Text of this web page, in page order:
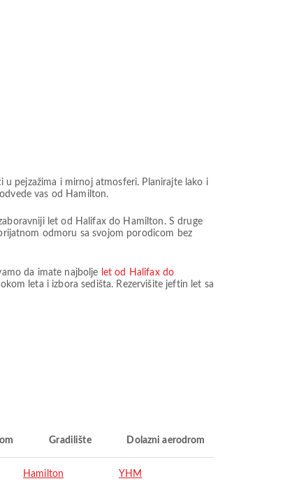
u pejzažima i mirnoj atmosferi. Planirajte lako i
vas od Hamilton.
let od Halifax do Hamilton. S druge
odmoru sa svojom porodicom bez
da imate najbolje let od Halifax do
leta i izbora sedišta. Rezervišite jeftin let sa
Gradilište Dolazni aerodrom
Hamilton YHM